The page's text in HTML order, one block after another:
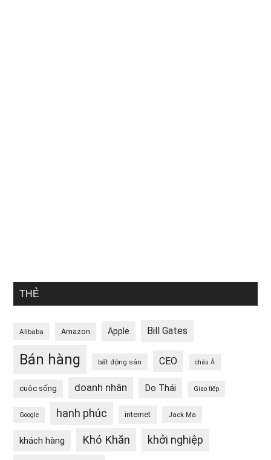
THẺ
Alibaba Amazon Apple Bill Gates
Bán hàng bất động sản CEO châu Á
cuộc sống doanh nhân Do Thái Giao tiếp
Google hạnh phúc internet Jack Ma
khách hàng Khó Khăn khởi nghiệp